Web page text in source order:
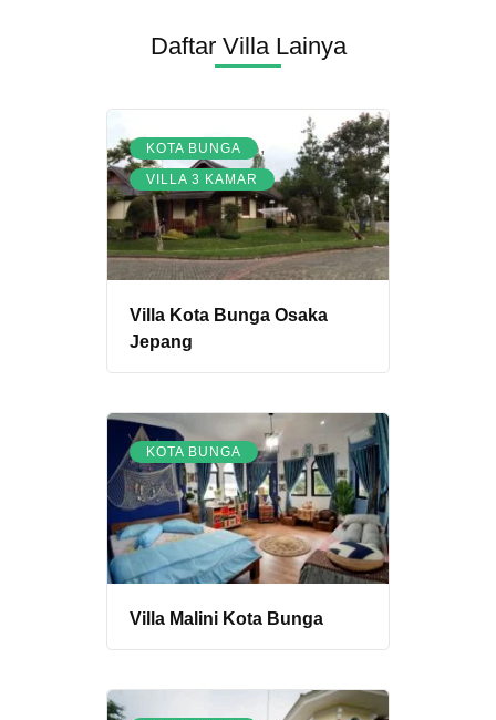
Daftar Villa Lainya
KOTA BUNGA ,
VILLA 3 KAMAR
Villa Kota Bunga Osaka
Jepang
KOTA BUNGA
Villa Malini Kota Bunga